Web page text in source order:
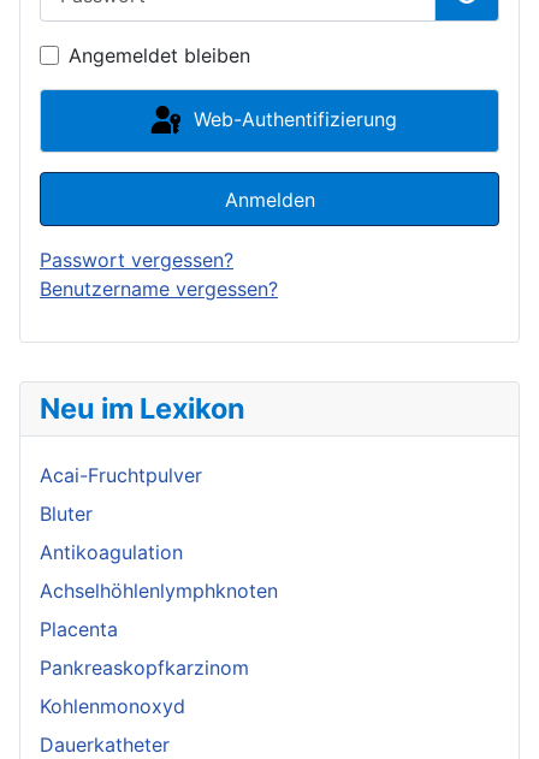
Neu im Lexikon
Acai-Fruchtpulver
Bluter
Antikoagulation
Achselhöhlenlymphknoten
Placenta
Pankreaskopfkarzinom
Kohlenmonoxyd
Dauerkatheter
Angemeldet bleiben
Web-Authentifizierung
Anmelden
Passwort vergessen?
Benutzername vergessen?